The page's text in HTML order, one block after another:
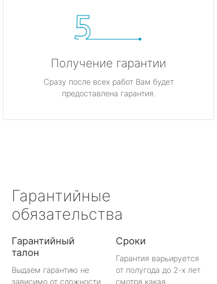
Получение гарантии
Сразу после всех работ Вам будет
предоставлена гарантия.
Гарантийные
обязательства
Гарантийный
талон
Выдаем гарантию не
зависимо от сложности
Сроки
Гарантия варьируется
от полугода до 2-х лет
смотря какая